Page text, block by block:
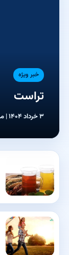
خبر ویژه
تراست
۳ خرداد ۱۴۰۴ | مدیرسایت